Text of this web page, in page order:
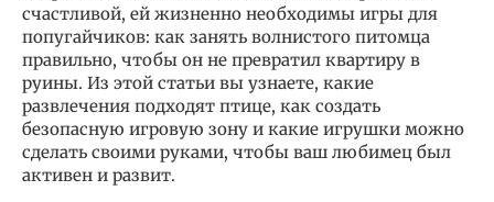
счастливой, ей жизненно необходимы игры для
попугайчиков: как занять волнистого питомца
правильно, чтобы он не превратил квартиру в
руины. Из этой статьи вы узнаете, какие
развлечения подходят птице, как создать
безопасную игровую зону и какие игрушки можно
сделать своими руками, чтобы ваш любимец был
активен и развит.